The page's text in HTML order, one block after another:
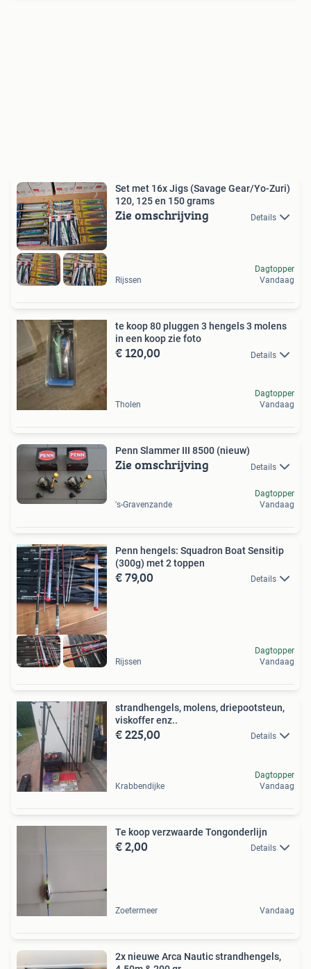
Set met 16x Jigs (Savage Gear/Yo-Zuri)
120, 125 en 150 grams
Zie omschrijving Details
Rijssen
Dagtopper
Vandaag
te koop 80 pluggen 3 hengels 3 molens
in een koop zie foto
€ 120,00 Details
Tholen
Dagtopper
Vandaag
Penn Slammer III 8500 (nieuw)
Zie omschrijving Details
's-Gravenzande
Dagtopper
Vandaag
Penn hengels: Squadron Boat Sensitip
(300g) met 2 toppen
€ 79,00 Details
Rijssen
Dagtopper
Vandaag
strandhengels, molens, driepootsteun,
viskoffer enz..
€ 225,00 Details
Krabbendijke
Dagtopper
Vandaag
Te koop verzwaarde Tongonderlijn
€ 2,00 Details
Zoetermeer Vandaag
2x nieuwe Arca Nautic strandhengels,